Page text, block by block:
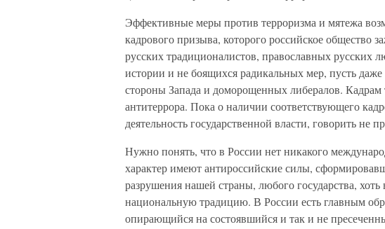
Эффективные меры против терроризма и мятежа
кадрового призыва, которого российское общество
русских традиционалистов, православных русских
истории и не боящихся радикальных мер, пусть
стороны Запада и доморощенных либералов.
антитеррора. Пока о наличии соответствующего
деятельность государственной власти, говорить не
Нужно понять, что в России нет никакого
характер имеют антироссийские силы,
разрушения нашей страны, любого государства,
национальную традицию. В России есть главным
опирающийся на состоявшийся и так и не